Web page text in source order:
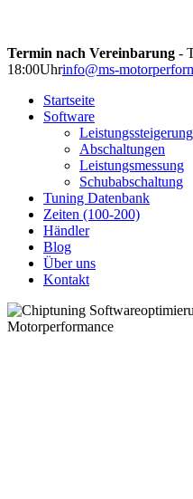
Termin nach Vereinbarung -
18:00Uhrinfo@ms-
Startseite
Software
Leistungssteigerung
Abschaltungen
Leistungsmessung
Schubabschaltung
Tuning Datenbank
Zeiten (100-200)
Händler
Blog
Über uns
Kontakt